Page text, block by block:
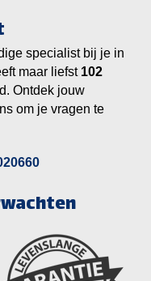
specialist bij je in
maar liefst
Ontdek jouw
om je vragen te